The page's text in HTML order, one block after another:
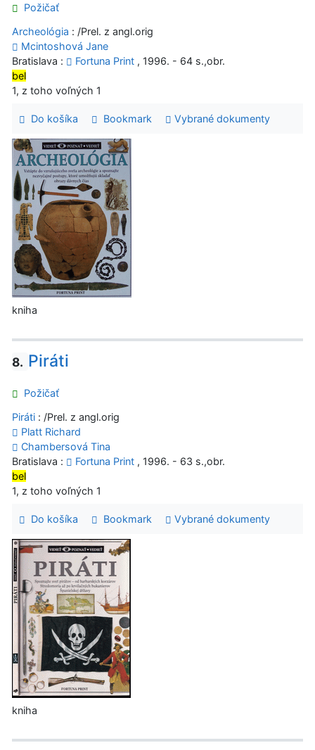
Požičať
Archeológia : /Prel. z angl.orig
Mcintoshová Jane
Bratislava :
Fortuna Print , 1996. - 64 s.,obr.
bel
1, z toho voľných 1
Do košíka Bookmark Vybrané dokumenty
kniha
8. Piráti
Požičať
Piráti : /Prel. z angl.orig
Platt Richard
Chambersová Tina
Bratislava :
Fortuna Print , 1996. - 63 s.,obr.
bel
1, z toho voľných 1
Do košíka Bookmark Vybrané dokumenty
kniha